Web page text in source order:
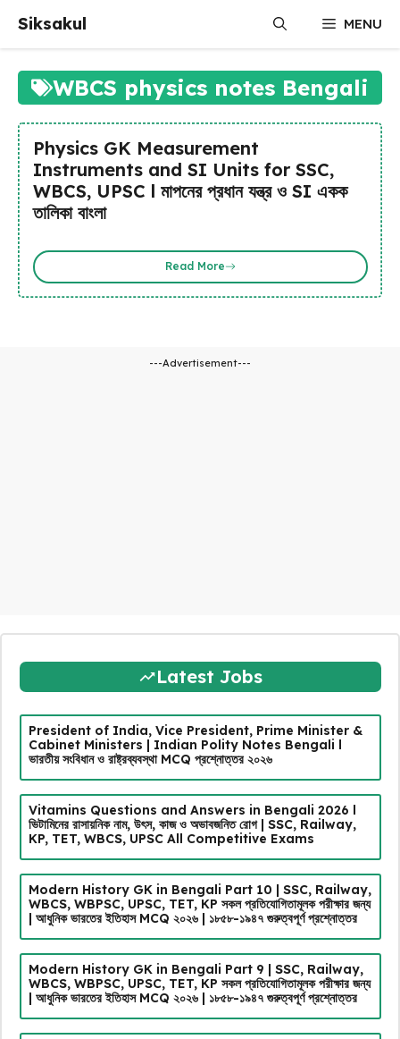
content
Siksakul MENU
WBCS physics notes Bengali
Physics GK Measurement
Instruments and SI Units for SSC,
WBCS, UPSC l মাপনের প্রধান যন্ত্র ও SI একক
তালিকা বাংলা
Read More
---Advertisement---
Latest Jobs
President of India, Vice President, Prime Minister &
Cabinet Ministers | Indian Polity Notes Bengali l
ভারতীয় সংবিধান ও রাষ্ট্রব্যবস্থা MCQ প্রশ্নোত্তর ২০২৬
Vitamins Questions and Answers in Bengali 2026 l
ভিটামিনের রাসায়নিক নাম, উৎস, কাজ ও অভাবজনিত রোগ | SSC, Railway,
KP, TET, WBCS, UPSC All Competitive Exams
Modern History GK in Bengali Part 10 | SSC, Railway,
WBCS, WBPSC, UPSC, TET, KP সকল প্রতিযোগিতামূলক পরীক্ষার জন্য
| আধুনিক ভারতের ইতিহাস MCQ ২০২৬ | ১৮৫৮-১৯৪৭ গুরুত্বপূর্ণ প্রশ্নোত্তর
Modern History GK in Bengali Part 9 | SSC, Railway,
WBCS, WBPSC, UPSC, TET, KP সকল প্রতিযোগিতামূলক পরীক্ষার জন্য
| আধুনিক ভারতের ইতিহাস MCQ ২০২৬ | ১৮৫৮-১৯৪৭ গুরুত্বপূর্ণ প্রশ্নোত্তর